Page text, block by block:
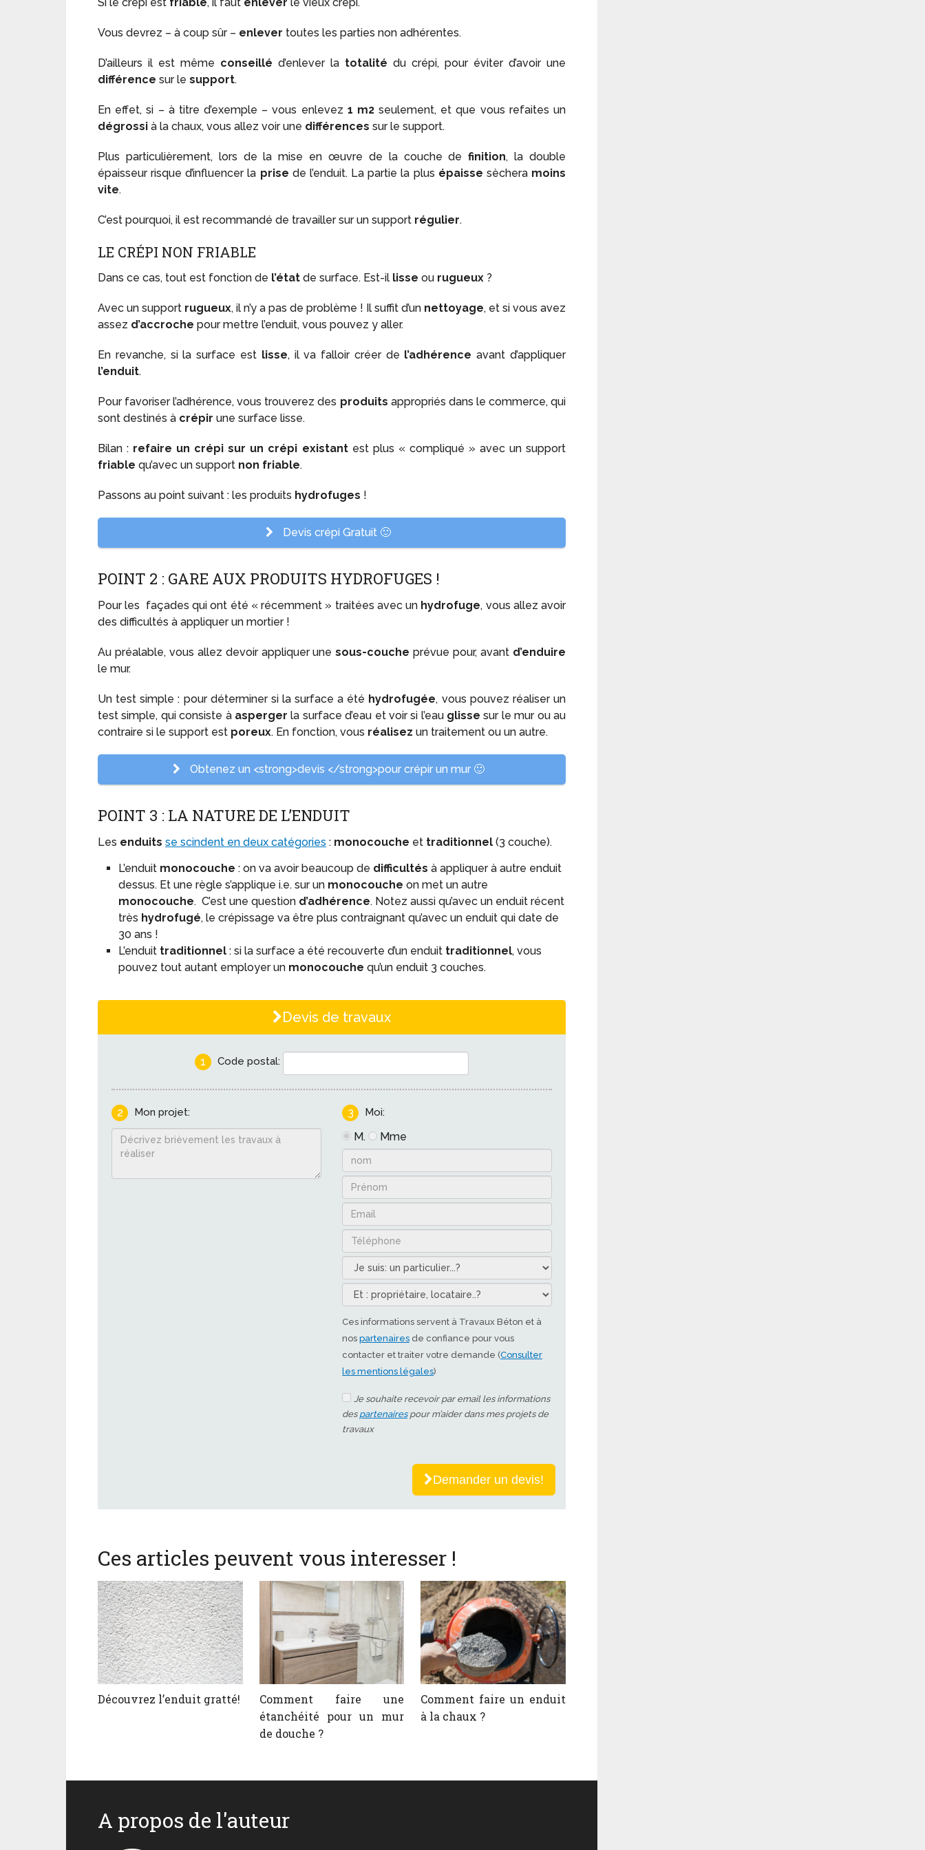
Vous devrez – à coup sûr – enlever toutes les parties non adhérentes.
D’ailleurs il est même conseillé d’enlever la totalité du crépi, pour éviter d’avoir une
différence sur le support.
En effet, si – à titre d’exemple – vous enlevez 1 m2seulement, et que vous refaites un
dégrossi à la chaux, vous allez voir une différences sur le support.
Plus particulièrement, lors de la mise en œuvre de la couche definition, la double
épaisseur risque d’influencer la prise de l’enduit. La partie la plus épaisse sèchera moins
vite.
C’est pourquoi, il est recommandé de travailler sur un support régulier.
LE CRÉPI NON FRIABLE
Dans ce cas, tout est fonction de l’état de surface. Est-il lisse ou rugueux ?
Avec un support rugueux, il n’y a pas de problème ! Il suffit d’un nettoyage, et si vous avez
assez d’accroche pour mettre l’enduit, vous pouvez y aller.
En revanche, si la surface est lisse, il va falloir créer de l’adhérence avant d’appliquer
l’enduit.
Pour favoriser l’adhérence, vous trouverez des produits appropriés dans le commerce, qui
sont destinés à crépir une surface lisse.
Bilan : refaire un crépi sur un crépi existantest plus « compliqué » avec un support
friable qu’avec un support non friable.
Passons au point suivant : les produits hydrofuges !
Devis crépi Gratuit 🙂
POINT 2 : GARE AUX PRODUITS HYDROFUGES !
Pour les façades qui ont été « récemment » traitées avec un hydrofuge, vous allez avoir
des difficultés à appliquer un mortier !
Au préalable, vous allez devoir appliquer unesous-couche prévue pour, avant d’enduire
le mur.
Un test simple : pour déterminer si la surface a été hydrofugée, vous pouvez réaliser un
test simple, qui consiste à asperger la surface d’eau et voir si l’eau glisse sur le mur ou au
contraire si le support est poreux. En fonction, vous réalisez un traitement ou un autre.
Obtenez un <strong>devis </strong>pour crépir un mur 🙂
POINT 3 : LA NATURE DE L’ENDUIT
Les enduits se scindent en deux catégories : monocouche et traditionnel (3 couche).
L’enduit monocouche : on va avoir beaucoup de difficultés à appliquer à autre enduit
dessus. Et une règle s’applique i.e. sur un monocouche on met un autre
monocouche. C’est une question d’adhérence. Notez aussi qu’avec un enduit récent
très hydrofugé, le crépissage va être plus contraignant qu’avec un enduit qui date de
30 ans !
L’enduit traditionnel : si la surface a été recouverte d’un enduit traditionnel, vous
pouvez tout autant employer un monocouche qu’un enduit 3 couches.
Devis de travaux
1 Code postal:
2 Mon projet: 3 Moi:
M. Mme
Ces informations servent à Travaux Béton et à
nos partenaires de confiance pour vous
contacter et traiter votre demande (Consulter
les mentions légales)
Je souhaite recevoir par email les informations
des partenairespour m’aider dans mes projets de
travaux
Demander un devis!
Ces articles peuvent vous interesser !
Découvrez l’enduit gratté!
Comment faire une
étanchéité pour un mur
de douche ?
Comment faire un enduit
à la chaux ?
A propos de l'auteur